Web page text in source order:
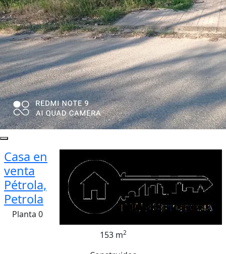
Casa en
venta
Pétrola,
Petrola
Planta 0
153 m2